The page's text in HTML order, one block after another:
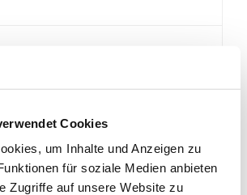
Cookies
um Inhalte und Anzeigen zu
für soziale Medien anbieten
Zugriffe auf unsere Website zu